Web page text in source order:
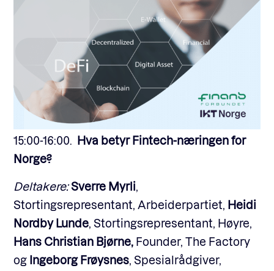
15:00-16:00. Hva betyr Fintech-næringen for
Norge?
Deltakere:Sverre Myrli
Stortingsrepresentant, Arbeiderpartiet, Heidi
Nordby Lunde , Stortingsrepresentant, Høyre,
Hans Christian Bjørne, Founder, The Factory
og Ingeborg Frøysnes , Spesialrådgiver,